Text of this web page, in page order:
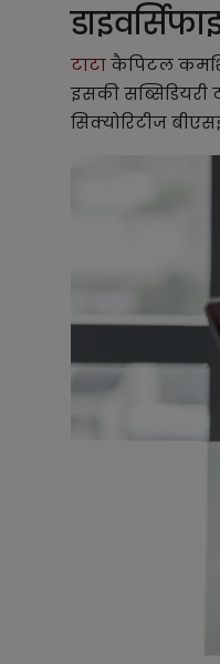
टाटाकैपिटल
इसकी सब्सिडियरी
सिक्योरिटीज